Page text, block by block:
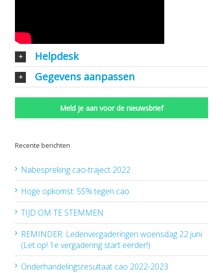
Helpdesk
Gegevens aanpassen
Meld je aan voor de nieuwsbrief
Recente berichten
Nabespreking cao-traject 2022
Hoge opkomst: 55% tegen cao
TIJD OM TE STEMMEN
REMINDER: Ledenvergaderingen woensdag 22 juni
(Let op! 1e vergadering start eerder!)
Onderhandelingsresultaat cao 2022-2023